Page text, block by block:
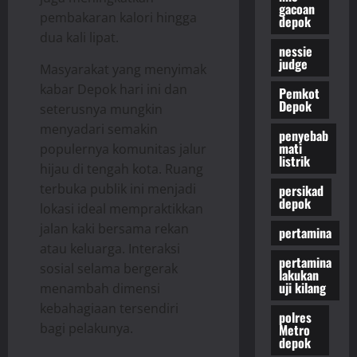
pembakaran kalori hingga
dua kali lipat.
Masyarakat yang menyimak
kabar Depok hari ini dan
seterusnya mungkin
menyadari semakin
populernya komunitas jalur
hijau di tengah kota. Ruang
terbuka publik ini menjadi
lokasi ideal mempraktikkan
jalan kaki bersama rekan
atau keluarga. Interaksi
sosial selama bergerak
menambah dimensi
kebahagiaan tersendiri
bagi pelakunya.
gacoan
depok
nessie
judge
Pemkot
Depok
penyebab
mati
listrik
persikad
depok
pertamina
pertamina
lakukan
uji kilang
polres
Metro
depok